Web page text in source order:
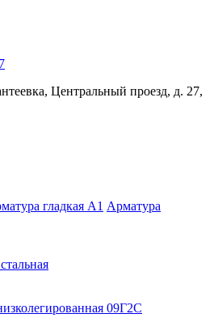
Центральный проезд, д. 27,
гладкая A1 Арматура
09Г2С